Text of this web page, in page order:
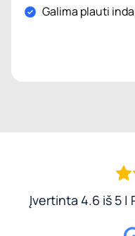
Galima plauti
Įvertinta 4.6 iš 5 |